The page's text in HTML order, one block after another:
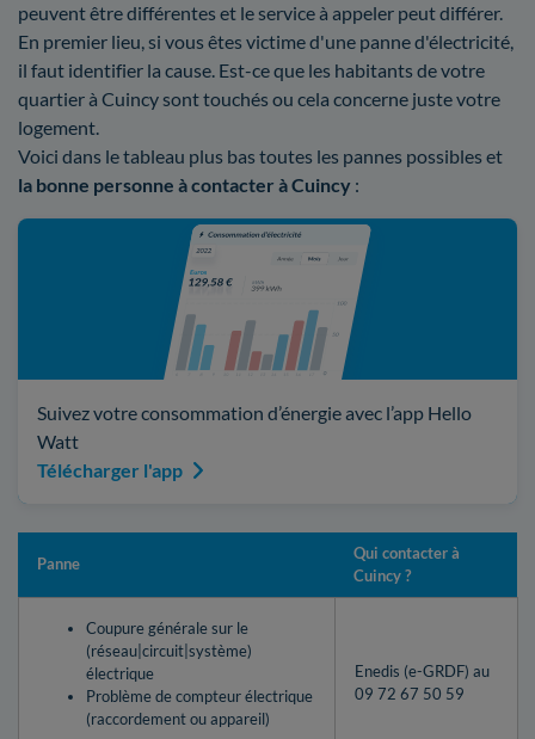
peuvent être différentes et le service à appeler peut différer.
En premier lieu, si vous êtes victime d'une panne d'électricité,
il faut identifier la cause. Est-ce que les habitants de votre
quartier à Cuincy sont touchés ou cela concerne juste votre
logement.
Voici dans le tableau plus bas toutes les pannes possibles et
la bonne personne à contacter à Cuincy :
Suivez votre consommation d’énergie avec l’app Hello
Watt
Télécharger l'app
Panne
Qui contacter à
Cuincy ?
Coupure générale sur le
(réseau|circuit|système)
électrique
Problème de compteur électrique
(raccordement ou appareil)
Enedis (e-GRDF) au
09 72 67 50 59